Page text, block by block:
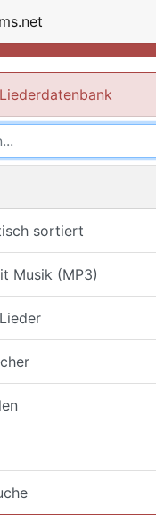
sortiert
Musik (MP3)